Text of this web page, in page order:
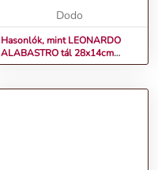
Dodo
Hasonlók, mint LEONARDO
ALABASTRO tál 28x14cm
ovális fehér